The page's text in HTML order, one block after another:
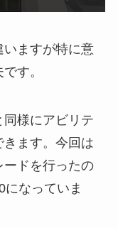
いますが特に意
す。
同様にアビリテ
きます。今回は
ードを行ったの
なっていま